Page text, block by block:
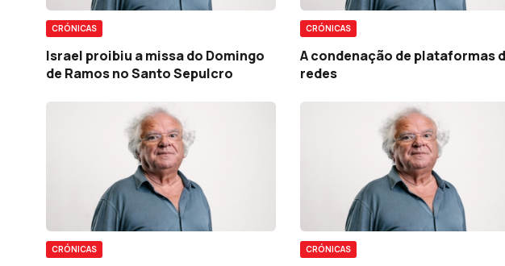
CRÓNICAS
Israel proibiu a missa do Domingo
de Ramos no Santo Sepulcro
CRÓNICAS
A condenação de plataformas
redes
CRÓNICAS CRÓNICAS